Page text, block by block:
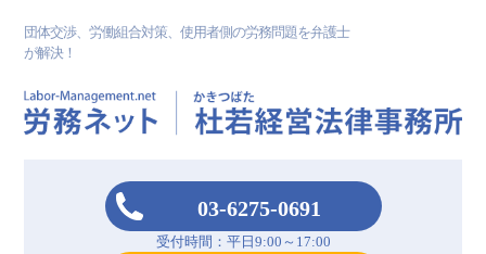
団体交渉、労働組合対策、使用者側の労務問題を弁護士
が解決！
03-6275-0691
受付時間：平日9:00～17:00